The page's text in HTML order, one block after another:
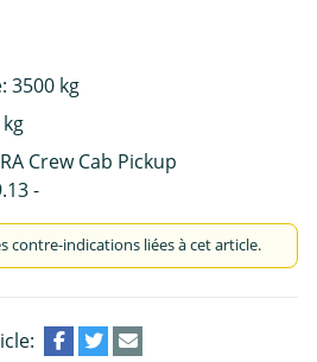
3500 kg
Crew Cab Pickup
-
contre-indications liées à cet article.